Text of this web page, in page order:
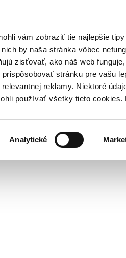
vám zobraziť tie najlepšie tipy
by naša stránka vôbec
zisťovať, ako náš web
stránku pre vašu
reklamy. Niektoré
používať všetky tieto cookies.
Analytické